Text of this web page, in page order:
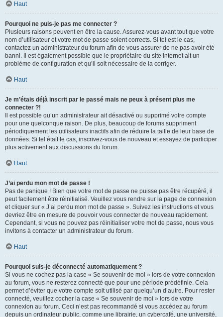
Haut
Pourquoi ne puis-je pas me connecter ?
Plusieurs raisons peuvent en être la cause. Assurez-vous avant tout que votre
nom d’utilisateur et votre mot de passe soient corrects. Si tel est le cas,
contactez un administrateur du forum afin de vous assurer de ne pas avoir été
banni. Il est également possible que le propriétaire du site internet ait un
problème de configuration et qu’il soit nécessaire de la corriger.
Haut
Je m’étais déjà inscrit par le passé mais ne peux à présent plus me
connecter ?!
Il est possible qu’un administrateur ait désactivé ou supprimé votre compte
pour une quelconque raison. De plus, beaucoup de forums suppriment
périodiquement les utilisateurs inactifs afin de réduire la taille de leur base de
données. Si tel était le cas, inscrivez-vous de nouveau et essayez de participer
plus activement aux discussions du forum.
Haut
J’ai perdu mon mot de passe !
Pas de panique ! Bien que votre mot de passe ne puisse pas être récupéré, il
peut facilement être réinitialisé. Veuillez vous rendre sur la page de connexion
et cliquer sur « J’ai perdu mon mot de passe ». Suivez les instructions et vous
devriez être en mesure de pouvoir vous connecter de nouveau rapidement.
Cependant, si vous ne pouvez pas réinitialiser votre mot de passe, nous vous
invitons à contacter un administrateur du forum.
Haut
Pourquoi suis-je déconnecté automatiquement ?
Si vous ne cochez pas la case « Se souvenir de moi » lors de votre connexion
au forum, vous ne resterez connecté que pour une période prédéfinie. Cela
permet d’éviter que votre compte soit utilisé par quelqu’un d’autre. Pour rester
connecté, veuillez cocher la case « Se souvenir de moi » lors de votre
connexion au forum. Ceci n’est pas recommandé si vous accédez au forum
depuis un ordinateur public, comme une librairie, un cybercafé, une université,